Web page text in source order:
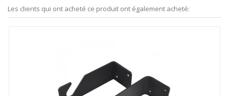
Les clients qui ont acheté ce produit ont également acheté: